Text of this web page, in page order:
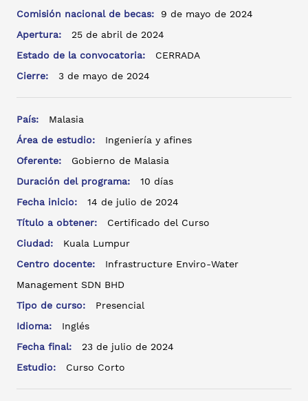
Comisión nacional de becas: 9 de mayo de 2024
Apertura:
25 de abril de 2024
Estado de la convocatoria:
CERRADA
Cierre:
3 de mayo de 2024
País:
Malasia
Área de estudio:
Ingeniería y afines
Oferente:
Gobierno de Malasia
Duración del programa:
10 días
Fecha inicio:
14 de julio de 2024
Título a obtener:
Certificado del Curso
Ciudad:
Kuala Lumpur
Centro docente:
Infrastructure Enviro-Water
Management SDN BHD
Tipo de curso:
Presencial
Idioma:
Inglés
Fecha final:
23 de julio de 2024
Estudio:
Curso Corto